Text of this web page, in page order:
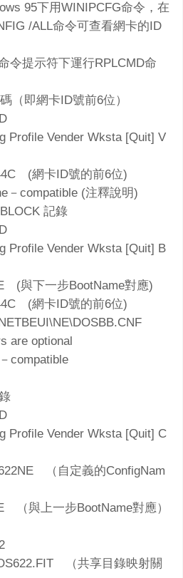
95下用WINIPCFG命令，在
/ALL命令可查看網卡的ID
提示符下運行RPLCMD命
即網卡ID號前6位）
Vender Wksta [Quit] V
(網卡ID號的前6位)
compatible (注釋說明)
記錄
Vender Wksta [Quit] B
與下一步BootName對應)
(網卡ID號的前6位)
optional
compatible
Vender Wksta [Quit] C
（自定義的ConfigNam
與上一步BootName對應）
（共享目錄映射關